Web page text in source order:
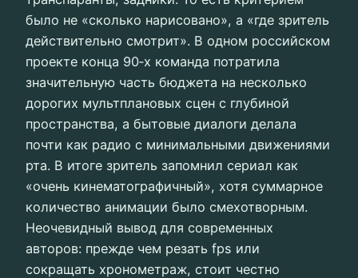
было не «сколько нарисовано», а «где зритель
действительно смотрит». В одном российском
проекте конца 90‑х команда потратила
значительную часть бюджета на несколько
дорогих мультплановых сцен с глубиной
пространства, а бытовые диалоги делала
почти как радио с минимальными движениями
рта. В итоге зритель запомнил сериал как
«очень кинематографичный», хотя суммарное
количество анимации было смехотворным.
Неочевидный вывод для современных
авторов: прежде чем резать fps или
сокращать хронометраж, стоит честно